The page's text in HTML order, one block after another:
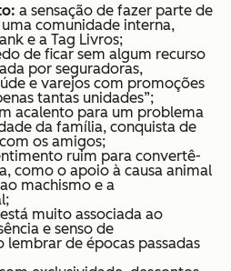
a sensação de fazer parte de
comunidade interna,
e a Tag Livros;
de ficar sem algum recurso
por seguradoras,
e varejos com promoções
tantas unidades”;
acalento para um problema
da família, conquista de
os amigos;
ruim para convertê-
como o apoio à causa animal
machismo e a
está muito associada ao
e senso de
de épocas passadas